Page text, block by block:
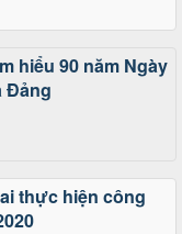
hiểu 90 năm Ngày
Đảng
thực hiện công